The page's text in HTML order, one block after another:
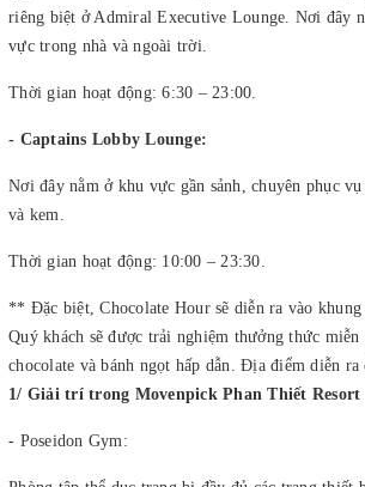
riêng biệt ở Admiral Executive Lounge. Nơi đây
vực trong nhà và ngoài trời.
Thời gian hoạt động: 6:30 – 23:00.
- Captains Lobby Lounge:
Nơi đây nằm ở khu vực gần sảnh, chuyên phục
và kem.
Thời gian hoạt động: 10:00 – 23:30.
** Đặc biệt, Chocolate Hour sẽ diễn ra vào
Quý khách sẽ được trải nghiệm thưởng thức miễn
chocolate và bánh ngọt hấp dẫn. Địa điểm diễn ra
1/ Giải trí trong Movenpick Phan Thiết Resort
- Poseidon Gym: